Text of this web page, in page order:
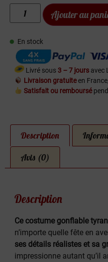
Ajouter au
En stock
Livré sous 3 – 7 jours avec
Livraison gratuiteen
Satisfait ou remboursé
Description
Avis (0)
Description
Ce costume gonflable
n’importe quelle fête en
ses détails réalistes et sa
impressionne autant qu’il